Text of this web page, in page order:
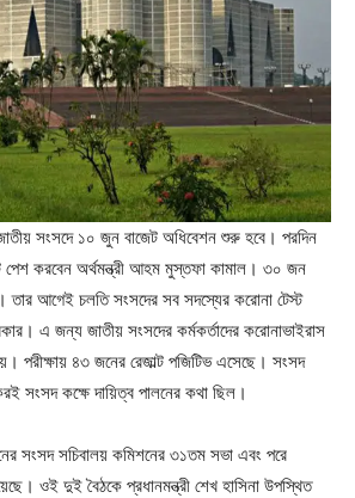
সংসদে ১০ জুন বাজেট অধিবেশন শুরু হবে। পরদিন
পেশ করবেন অর্থমন্ত্রী আহম মুস্তফা কামাল। ৩০ জন
তার আগেই চলতি সংসদের সব সদস্যের করোনা টেস্ট
এ জন্য জাতীয় সংসদের কর্মকর্তাদের করোনাভাইরাস
পরীক্ষায় ৪৩ জনের রেজাল্ট পজিটিভ এসেছে। সংসদ
সংসদ কক্ষে দায়িত্ব পালনের কথা ছিল।
সংসদ সচিবালয় কমিশনের ৩১তম সভা এবং পরে
ওই দুই বৈঠকে প্রধানমন্ত্রী শেখ হাসিনা উপস্থিত